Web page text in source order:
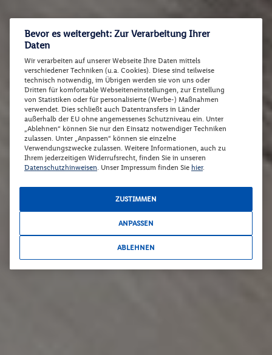
Bevor es weitergeht: Zur Verarbeitung Ihrer
Daten
Wir verarbeiten auf unserer Webseite Ihre Daten mittels
verschiedener Techniken (u.a. Cookies). Diese sind teilweise
technisch notwendig, im Übrigen werden sie von uns oder
Dritten für komfortable Webseiteneinstellungen, zur Erstellung
von Statistiken oder für personalisierte (Werbe-) Maßnahmen
verwendet. Dies schließt auch Datentransfers in Länder
außerhalb der EU ohne angemessenes Schutzniveau ein. Unter
„Ablehnen“ können Sie nur den Einsatz notwendiger Techniken
zulassen. Unter „Anpassen“ können sie einzelne
Verwendungszwecke zulassen. Weitere Informationen, auch zu
Ihrem jederzeitigen Widerrufsrecht, finden Sie in unseren
Datenschutzhinweisen. Unser Impressum finden Sie hier.
ZUSTIMMEN
ANPASSEN
ABLEHNEN